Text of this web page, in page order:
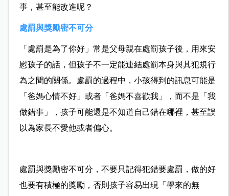
事，甚至能改進呢？
處罰與獎勵密不可分
「處罰是為了你好」常是父母親在處罰孩子後，用來安
慰孩子的話，但孩子不一定能連結處罰本身與其犯規行
為之間的關係。處罰的過程中，小孩得到的訊息可能是
「爸媽心情不好」或者「爸媽不喜歡我」，而不是「我
做錯事」，孩子可能還是不知道自己錯在哪裡，甚至誤
以為家長不愛他或者偏心。
處罰與獎勵密不可分，不要只記得犯錯要處罰，做的好
也要有積極的獎勵，否則孩子容易出現「學來的無